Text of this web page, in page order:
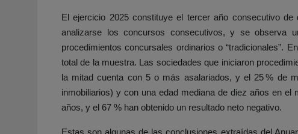
El ejercicio 2025 constituye el tercer año consecutivo
analizarse los concursos consecutivos, y se observa
procedimientos concursales ordinarios o “tradicionales”.
total de la muestra. Las sociedades que iniciaron
la mitad cuenta con 5 o más asalariados, y el 25 % de
inmobiliarios) y con una edad mediana de diez años en
años, y el 67 % han obtenido un resultado neto negativo.
Estas son algunas de las conclusiones extraídas del